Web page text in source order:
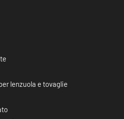
lenzuola e tovaglie